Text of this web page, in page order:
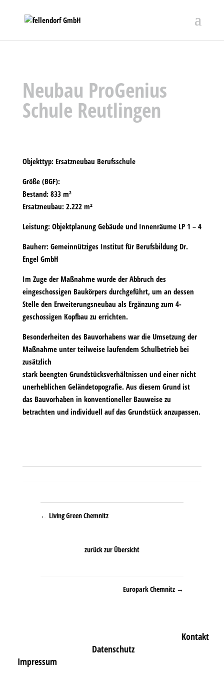
Neubau ProGenius
Schule Reutlingen
Objekttyp:Ersatzneubau Berufsschule
Größe (BGF):
Bestand: 833 m²
Ersatzneubau: 2.222 m²
Leistung:Objektplanung Gebäude und Innenräume LP 1 – 4
Bauherr:Gemeinnütziges Institut für Berufsbildung Dr.
Engel GmbH
Im Zuge der Maßnahme wurde der Abbruch des
eingeschossigen Baukörpers durchgeführt, um an dessen
Stelle den Erweiterungsneubau als Ergänzung zum 4-
geschossigen Kopfbau zu errichten.
Besonderheiten des Bauvorhabens war die Umsetzung der
Maßnahme unter teilweise laufendem Schulbetrieb bei
zusätzlich
stark beengten Grundstücksverhältnissen und einer nicht
unerheblichen Geländetopografie. Aus diesem Grund ist
das Bauvorhaben in konventioneller Bauweise zu
betrachten und individuell auf das Grundstück anzupassen.
← Living Green Chemnitz
zurück zur Übersicht
Europark Chemnitz →
Kontakt
Datenschutz
Impressum